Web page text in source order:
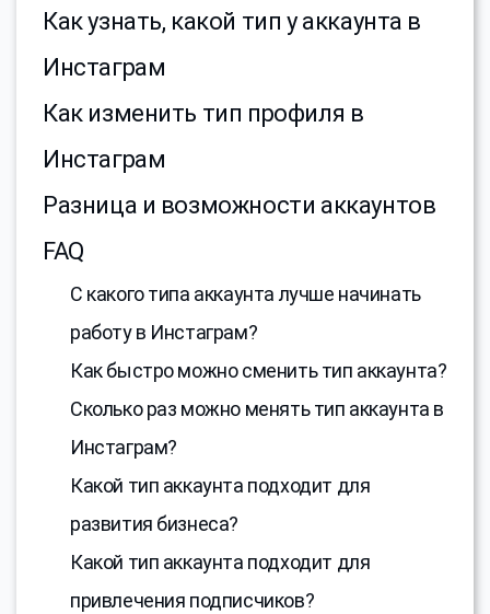
Как узнать, какой тип у аккаунта в
Инстаграм
Как изменить тип профиля в
Инстаграм
Разница и возможности аккаунтов
FAQ
С какого типа аккаунта лучше начинать
работу в Инстаграм?
Как быстро можно сменить тип аккаунта?
Сколько раз можно менять тип аккаунта в
Инстаграм?
Какой тип аккаунта подходит для
развития бизнеса?
Какой тип аккаунта подходит для
привлечения подписчиков?